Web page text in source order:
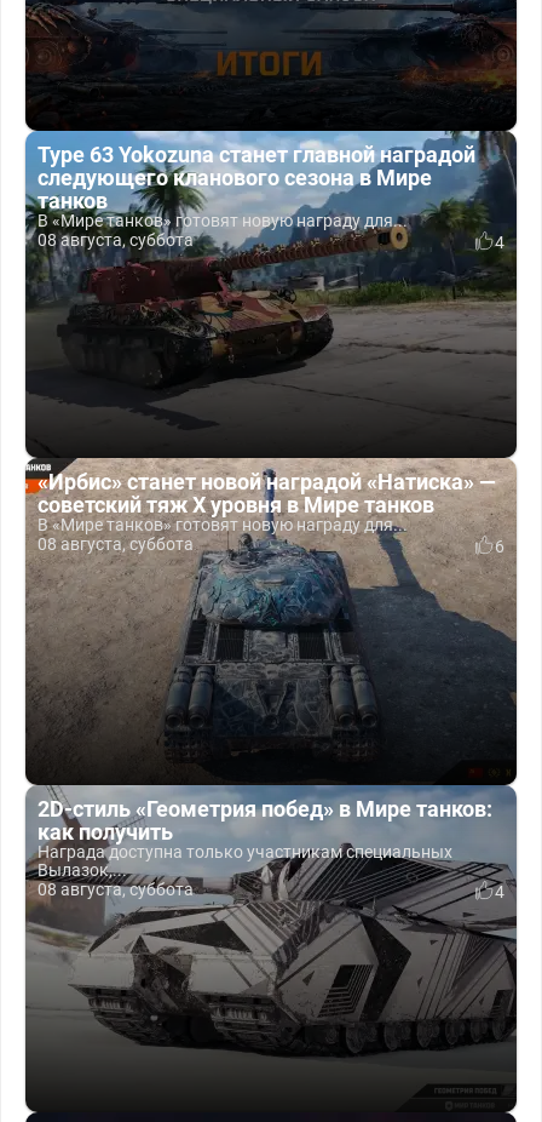
Type 63 Yokozuna станет главной наградой
следующего кланового сезона в Мире
танков
В «Мире танков» готовят новую награду для...
08 августа, суббота
4
«Ирбис» станет новой наградой «Натиска» —
советский тяж X уровня в Мире танков
В «Мире танков» готовят новую награду для...
08 августа, суббота
6
2D-стиль «Геометрия побед» в Мире танков:
как получить
Награда доступна только участникам специальных
Вылазок,...
08 августа, суббота
4